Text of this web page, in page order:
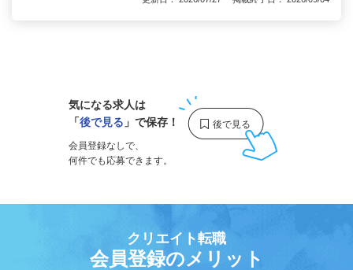
気になる求人は
「後で見る 」で保存！
会員登録なしで、
何件でも応募できます。
クリエイト転職
会員登録のメリット